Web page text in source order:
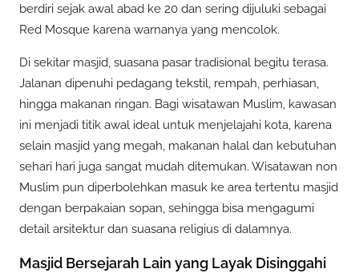
berdiri sejak awal abad ke 20 dan sering dijuluki sebagai
Red Mosque karena warnanya yang mencolok.
Di sekitar masjid, suasana pasar tradisional begitu terasa.
Jalanan dipenuhi pedagang tekstil, rempah, perhiasan,
hingga makanan ringan. Bagi wisatawan Muslim, kawasan
ini menjadi titik awal ideal untuk menjelajahi kota, karena
selain masjid yang megah, makanan halal dan kebutuhan
sehari hari juga sangat mudah ditemukan. Wisatawan non
Muslim pun diperbolehkan masuk ke area tertentu masjid
dengan berpakaian sopan, sehingga bisa mengagumi
detail arsitektur dan suasana religius di dalamnya.
Masjid Bersejarah Lain yang Layak Disinggahi